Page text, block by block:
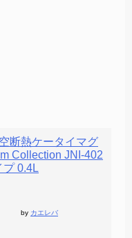
断熱ケータイマグ
Collection JNI-402
プ 0.4L
by カエレバ